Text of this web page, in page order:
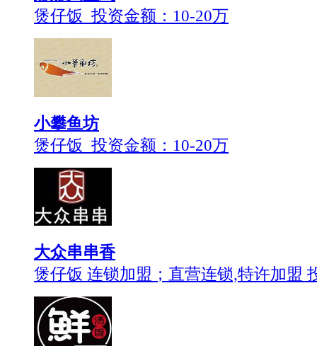
煲仔饭 投资金额： 10-20万
小攀鱼坊
煲仔饭 投资金额： 10-20万
大众串串香
煲仔饭 连锁加盟；直营连锁,特许加盟